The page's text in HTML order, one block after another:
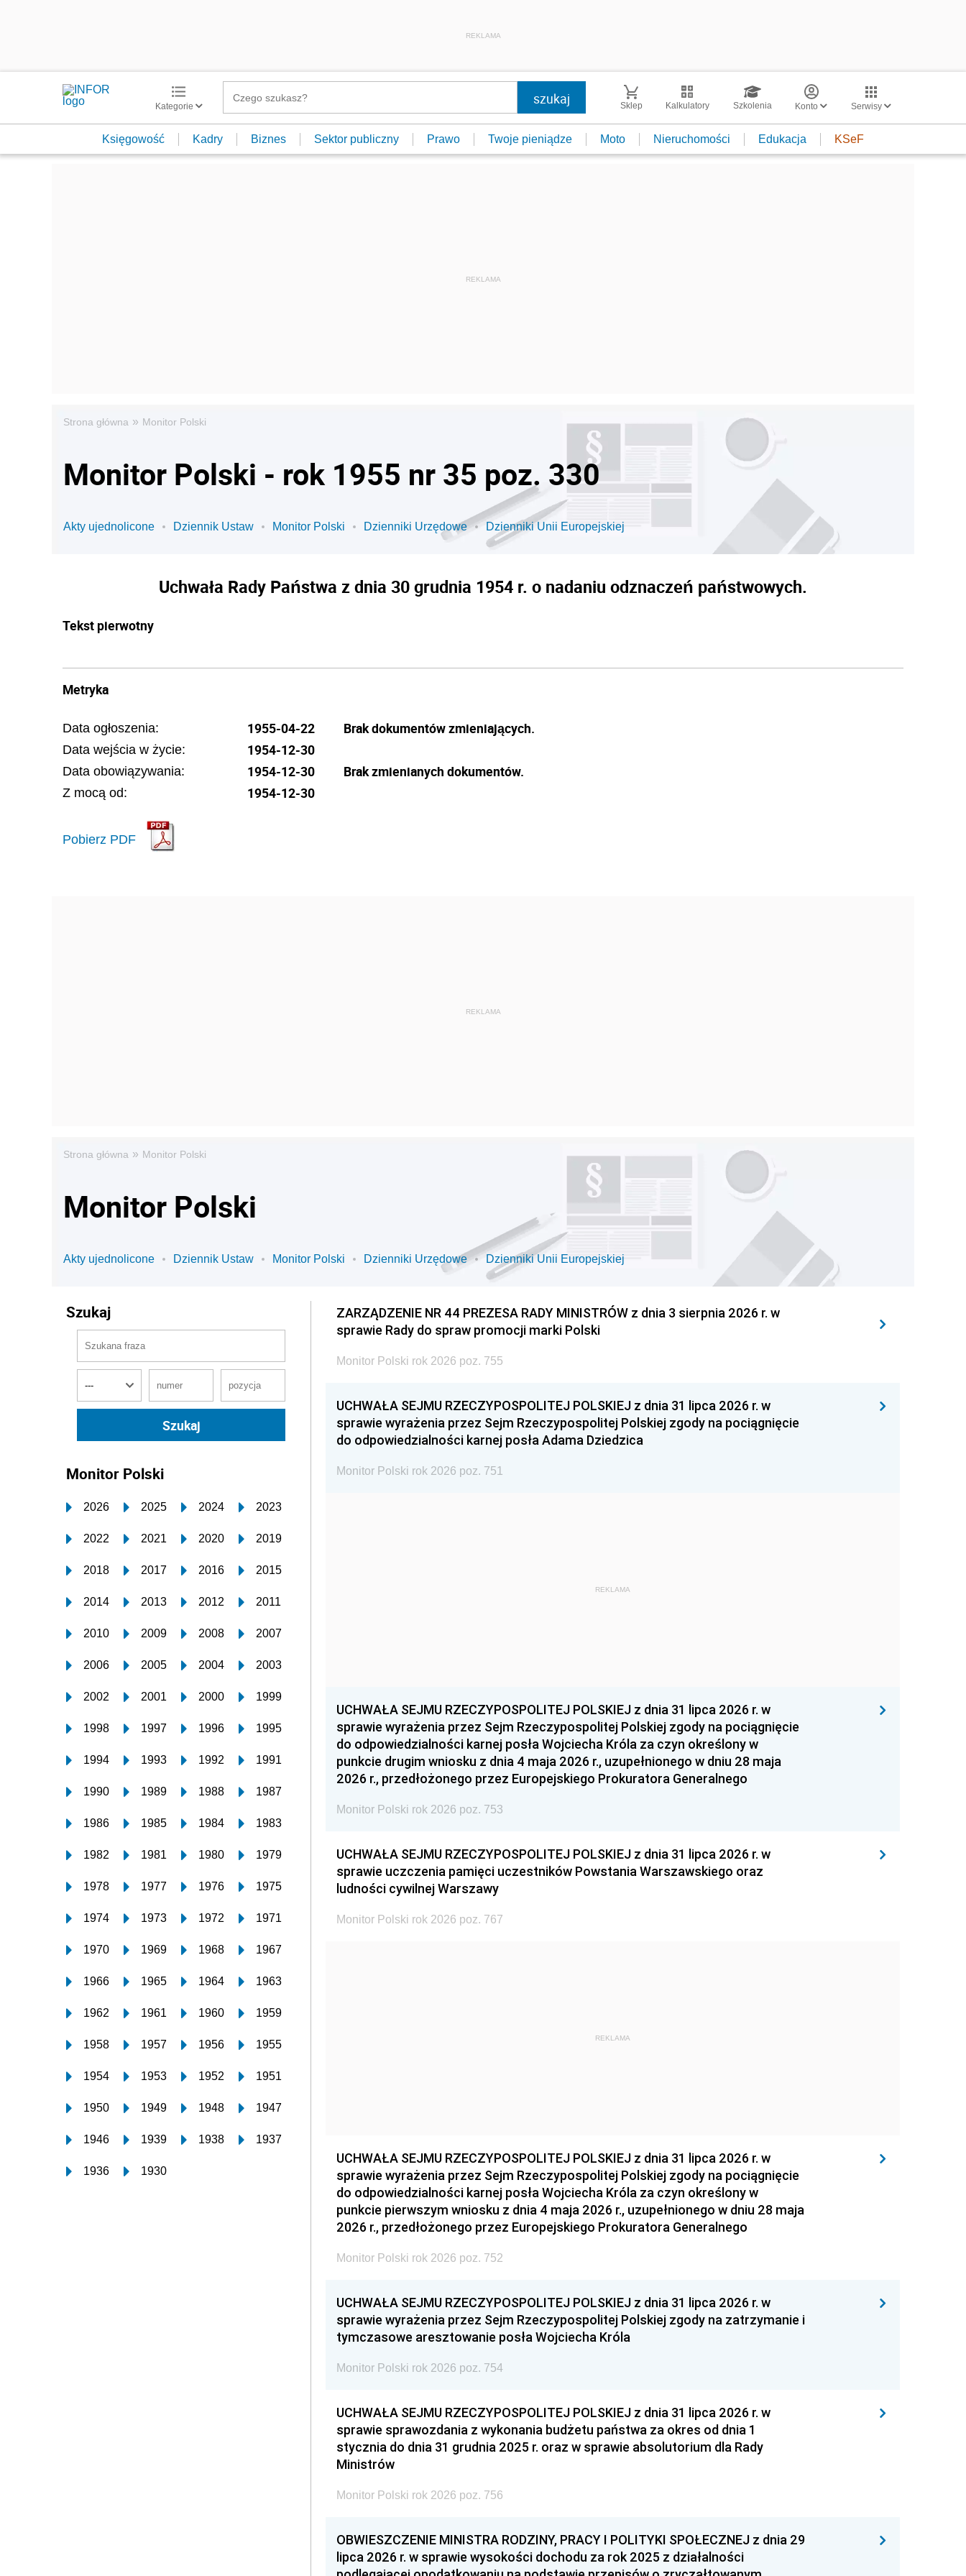
REKLAMA
Kategorie Sklep Kalkulatory Szkolenia Konto Serwisy
Księgowość Kadry Biznes Sektor publiczny Prawo Twoje pieniądze Moto Nieruchomości Edukacja KSeF
Strona główna » Monitor Polski
Monitor Polski - rok 1955 nr 35 poz. 330
Akty ujednolicone Dziennik Ustaw Monitor Polski Dzienniki Urzędowe Dzienniki Unii Europejskiej
Uchwała Rady Państwa z dnia 30 grudnia 1954 r. o nadaniu odznaczeń państwowych.
Tekst pierwotny
Metryka
Data ogłoszenia: 1955-04-22
Data wejścia w życie: 1954-12-30
Data obowiązywania: 1954-12-30
Z mocą od: 1954-12-30
Pobierz PDF
Brak dokumentów zmieniających.
Brak zmienianych dokumentów.
Strona główna » Monitor Polski
Monitor Polski
Akty ujednolicone Dziennik Ustaw Monitor Polski Dzienniki Urzędowe Dzienniki Unii Europejskiej
Szukaj
Monitor Polski
2026 2025 2024 2023
2022 2021 2020 2019
2018 2017 2016 2015
2014 2013 2012 2011
2010 2009 2008 2007
2006 2005 2004 2003
2002 2001 2000 1999
1998 1997 1996 1995
1994 1993 1992 1991
1990 1989 1988 1987
1986 1985 1984 1983
1982 1981 1980 1979
1978 1977 1976 1975
1974 1973 1972 1971
1970 1969 1968 1967
1966 1965 1964 1963
1962 1961 1960 1959
1958 1957 1956 1955
1954 1953 1952 1951
1950 1949 1948 1947
1946 1939 1938 1937
1936 1930
ZARZĄDZENIE NR 44 PREZESA RADY MINISTRÓW z dnia 3 sierpnia 2026 r. w
sprawie Rady do spraw promocji marki Polski
Monitor Polski rok 2026 poz. 755
UCHWAŁA SEJMU RZECZYPOSPOLITEJ POLSKIEJ z dnia 31 lipca 2026 r. w
sprawie wyrażenia przez Sejm Rzeczypospolitej Polskiej zgody na pociągnięcie
do odpowiedzialności karnej posła Adama Dziedzica
Monitor Polski rok 2026 poz. 751
REKLAMA
UCHWAŁA SEJMU RZECZYPOSPOLITEJ POLSKIEJ z dnia 31 lipca 2026 r. w
sprawie wyrażenia przez Sejm Rzeczypospolitej Polskiej zgody na pociągnięcie
do odpowiedzialności karnej posła Wojciecha Króla za czyn określony w
punkcie drugim wniosku z dnia 4 maja 2026 r., uzupełnionego w dniu 28 maja
2026 r., przedłożonego przez Europejskiego Prokuratora Generalnego
Monitor Polski rok 2026 poz. 753
UCHWAŁA SEJMU RZECZYPOSPOLITEJ POLSKIEJ z dnia 31 lipca 2026 r. w
sprawie uczczenia pamięci uczestników Powstania Warszawskiego oraz
ludności cywilnej Warszawy
Monitor Polski rok 2026 poz. 767
REKLAMA
UCHWAŁA SEJMU RZECZYPOSPOLITEJ POLSKIEJ z dnia 31 lipca 2026 r. w
sprawie wyrażenia przez Sejm Rzeczypospolitej Polskiej zgody na pociągnięcie
do odpowiedzialności karnej posła Wojciecha Króla za czyn określony w
punkcie pierwszym wniosku z dnia 4 maja 2026 r., uzupełnionego w dniu 28 maja
2026 r., przedłożonego przez Europejskiego Prokuratora Generalnego
Monitor Polski rok 2026 poz. 752
UCHWAŁA SEJMU RZECZYPOSPOLITEJ POLSKIEJ z dnia 31 lipca 2026 r. w
sprawie wyrażenia przez Sejm Rzeczypospolitej Polskiej zgody na zatrzymanie i
tymczasowe aresztowanie posła Wojciecha Króla
Monitor Polski rok 2026 poz. 754
UCHWAŁA SEJMU RZECZYPOSPOLITEJ POLSKIEJ z dnia 31 lipca 2026 r. w
sprawie sprawozdania z wykonania budżetu państwa za okres od dnia 1
stycznia do dnia 31 grudnia 2025 r. oraz w sprawie absolutorium dla Rady
Ministrów
Monitor Polski rok 2026 poz. 756
OBWIESZCZENIE MINISTRA RODZINY, PRACY I POLITYKI SPOŁECZNEJ z dnia 29
lipca 2026 r. w sprawie wysokości dochodu za rok 2025 z działalności